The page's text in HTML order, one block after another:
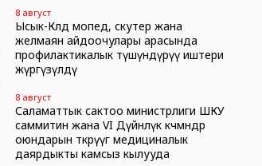
8 август
Ысык-Көлдө мопед, скутер жана
желмаян айдоочулары арасында
профилактикалык түшүндүрүү иштери
жүргүзүлдү
8 август
Саламаттык сактоо министрлиги ШКУ
саммитин жана VI Дүйнөлүк көчмөндөр
оюндарын өткөрүүгө медициналык
даярдыкты камсыз кылууда